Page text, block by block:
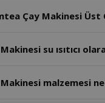
Çay Makinesi
su ısıtıcı
malzemesi